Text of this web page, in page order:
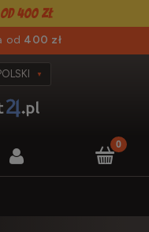
400 zł
od 400 zł